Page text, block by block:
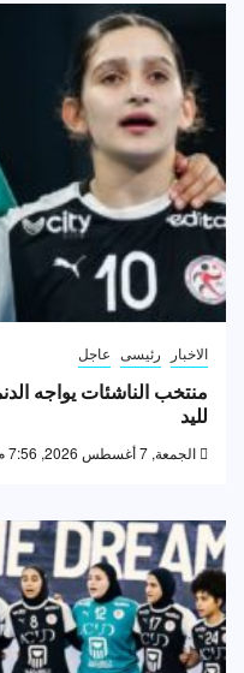
الاخبار رئيسى عاجل
منتخب الناشئات يواجه
لليد
الجمعة, 7 أغسطس 2026, 7:56 م